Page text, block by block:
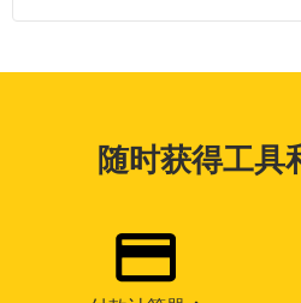
随时获得工具